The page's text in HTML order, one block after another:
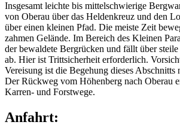
Insgesamt leichte bis mittelschwierige
von Oberau über das Heldenkreuz und den
über einen kleinen Pfad. Die meiste Zeit
zahmen Gelände. Im Bereich des Kleinen
der bewaldete Bergrücken und fällt über
ab. Hier ist Trittsicherheit erforderlich.
Vereisung ist die Begehung dieses Abschnitts
Der Rückweg vom Höhenberg nach Oberau
Karren- und Forstwege.
Anfahrt: